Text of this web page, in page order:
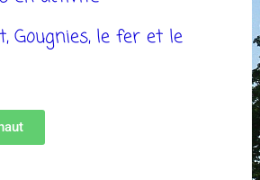
Gougnies, le fer et le